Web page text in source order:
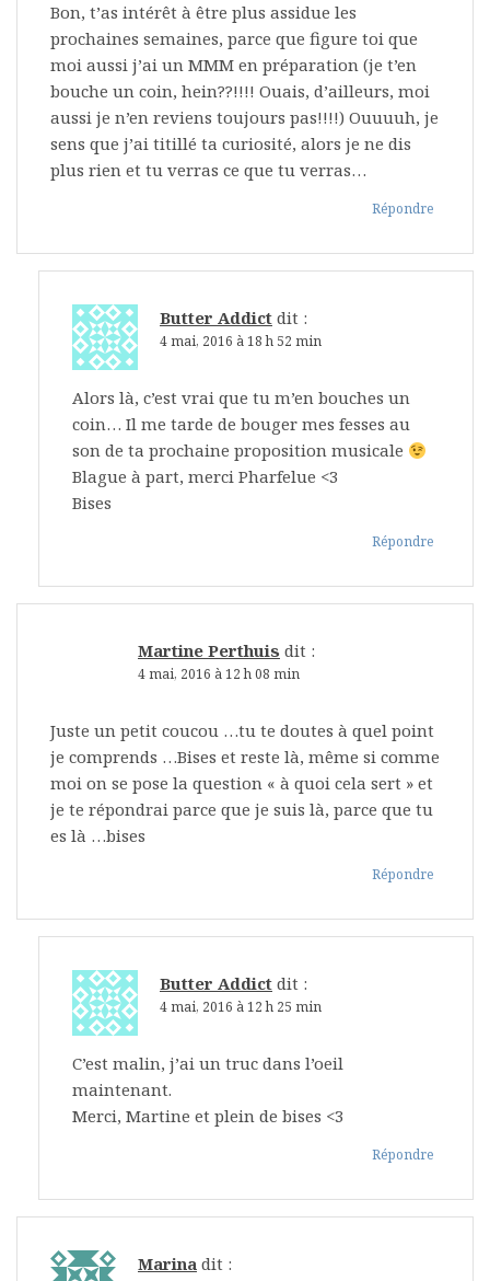
Bon, t’as intérêt à être plus assidue les
prochaines semaines, parce que figure toi que
moi aussi j’ai un MMM en préparation (je t’en
bouche un coin, hein??!!!! Ouais, d’ailleurs, moi
aussi je n’en reviens toujours pas!!!!) Ouuuuh, je
sens que j’ai titillé ta curiosité, alors je ne dis
plus rien et tu verras ce que tu verras…
Répondre
Butter Addict dit :
4 mai, 2016 à 18 h 52 min
Alors là, c’est vrai que tu m’en bouches un
coin… Il me tarde de bouger mes fesses au
son de ta prochaine proposition musicale
Blague à part, merci Pharfelue <3
Bises
Répondre
Martine Perthuis dit :
4 mai, 2016 à 12 h 08 min
Juste un petit coucou …tu te doutes à quel point
je comprends …Bises et reste là, même si comme
moi on se pose la question « à quoi cela sert » et
je te répondrai parce que je suis là, parce que tu
es là …bises
Répondre
Butter Addict dit :
4 mai, 2016 à 12 h 25 min
C’est malin, j’ai un truc dans l’oeil
maintenant.
Merci, Martine et plein de bises <3
Répondre
Marina dit :